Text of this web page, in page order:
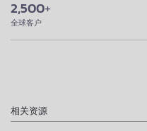
2,500+
全球客户
相关资源